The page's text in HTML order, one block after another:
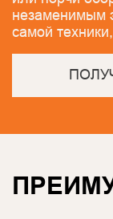
незаменимым
самой